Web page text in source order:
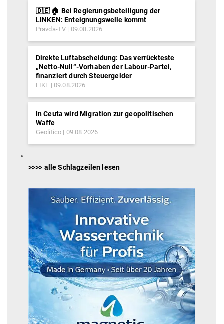
🇩🇪 🏠 Bei Regierungsbeteiligung der
LINKEN: Enteignungswelle kommt
Pravda-TV 09.08.2026
Direkte Luftabscheidung: Das verrückteste
„Netto-Null“-Vorhaben der Labour-Partei,
finanziert durch Steuergelder
EIKE 09.08.2026
In Ceuta wird Migration zur geopolitischen
Waffe
Geolitico 09.08.2026
>>>> alle Schlagzeilen lesen